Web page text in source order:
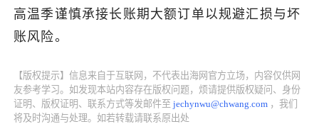
高温季谨慎承接长账期大额订单以规避汇损与坏
账风险。
【版权提示】信息来自于互联网，不代表出海网官方立场，内容仅供网
友参考学习。如发现本站内容存在版权问题，烦请提供版权疑问、身份
证明、版权证明、联系方式等发邮件至jechynwu@chwang.com ，我们
将及时沟通与处理。如若转载请联系原出处